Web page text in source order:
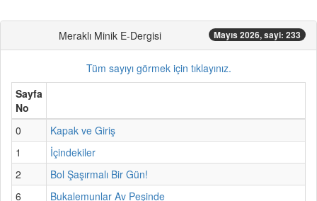
Meraklı Minik E-Dergisi Mayıs 2026, sayi: 233
Tüm sayıyı görmek için tıklayınız.
Sayfa
No
0
Kapak ve Giriş
1
İçindekiler
2
Bol Şaşırmalı Bir Gün!
6
Bukalemunlar Av Peşinde